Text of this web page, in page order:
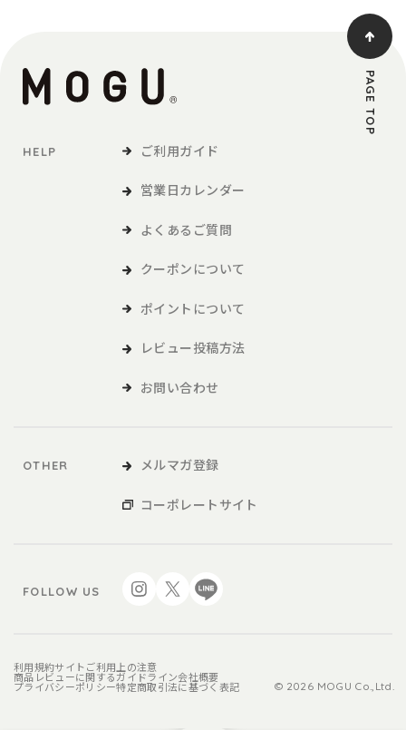
HELP ご利用ガイド
営業日カレンダー
よくあるご質問
クーポンについて
ポイントについて
レビュー投稿方法
お問い合わせ
OTHER メルマガ登録
コーポレートサイト
FOLLOW US
利用規約サイトご利用上の注意
商品レビューに関するガイドライン会社概要
プライバシーポリシー特定商取引法に基づく表記 © 2026 MOGU Co.,Ltd.
PAGE TOP